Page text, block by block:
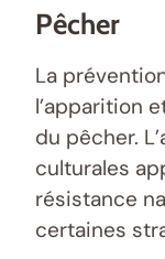
Pêcher
La
l’apparition
du pêcher.
culturales
résistance
certaines